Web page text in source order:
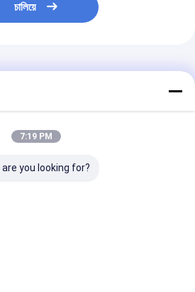
চালিয়ে
7:19 PM
you looking for?